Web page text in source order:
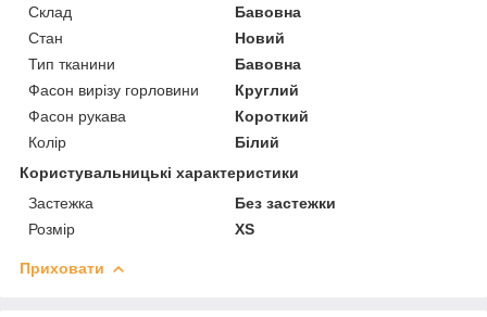
Склад
Бавовна
Стан
Новий
Тип тканини
Бавовна
Фасон вирізу горловини
Круглий
Фасон рукава
Короткий
Колір
Білий
Користувальницькі характеристики
Застежка
Без застежки
Розмір
XS
Приховати